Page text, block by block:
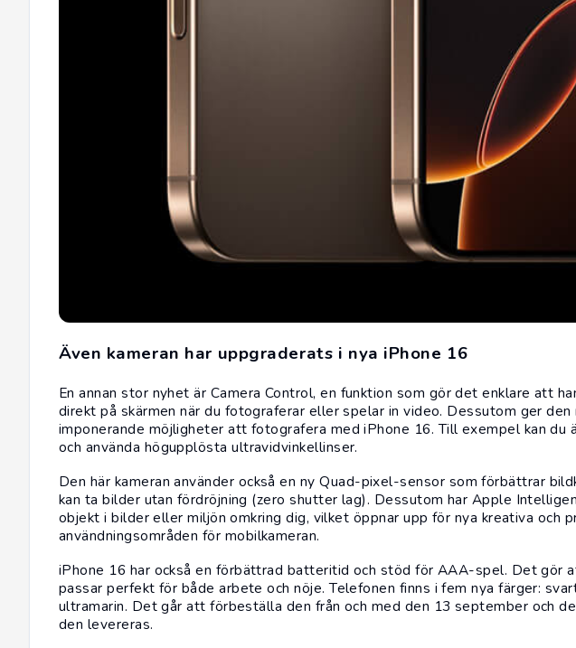
Även kameran har uppgraderats i nya iPhone 16
En annan stor nyhet är Camera Control, en funktion som gör det enklare att
direkt på skärmen när du fotograferar eller spelar in video. Dessutom ger den
imponerande möjligheter att fotografera med iPhone 16. Till exempel kan du
och använda högupplösta ultravidvinkellinser.
Den här kameran använder också en ny Quad-pixel-sensor som förbättrar
kan ta bilder utan fördröjning (zero shutter lag). Dessutom har Apple
objekt i bilder eller miljön omkring dig, vilket öppnar upp för nya kreativa och
användningsområden för mobilkameran.
iPhone 16 har också en förbättrad batteritid och stöd för AAA-spel. Det gör
passar perfekt för både arbete och nöje. Telefonen finns i fem nya färger:
ultramarin. Det går att förbeställa den från och med den 13 september och
den levereras.